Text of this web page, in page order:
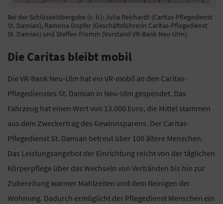
Bei der Schlüsselübergabe (v. li.): Julia Reichardt (Caritas-Pflegedienst
St. Damian), Ramona Dopfer (Geschäftsführerin Caritas-Pflegedienst
St. Damian) und Steffen Fromm (Vorstand VR-Bank Neu-Ulm).
Die Caritas bleibt mobil
Die VR-Bank Neu-Ulm hat ein VR-mobil an den Caritas-
Pflegedienstes St. Damian in Neu-Ulm gespendet. Das
Fahrzeug hat einen Wert von 13.000 Euro, die Mittel stammen
aus dem Zweckertrag des Gewinnsparens. Der Caritas-
Pflegedienst St. Damian betreut über 100 ältere Menschen.
Das Leistungsangebot der Einrichtung reicht von der täglichen
Körperpflege über das Wechseln von Verbänden bis hin zur
Zubereitung warmer Mahlzeiten und dem Reinigen der
Wohnung. Dadurch ermöglicht der Pflegedienst Menschen ein